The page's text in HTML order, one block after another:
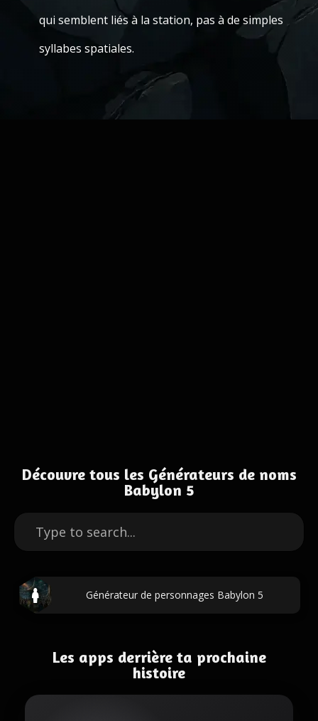
qui semblent liés à la station, pas à de simples
syllabes spatiales.
Découvre tous les Générateurs de noms
Babylon 5
Générateur de personnages Babylon 5
Les apps derrière ta prochaine
histoire